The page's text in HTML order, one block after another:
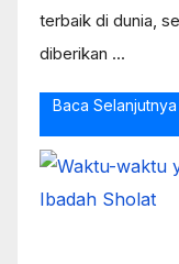
terbaik di dunia,
diberikan ...
Baca Selanjutnya